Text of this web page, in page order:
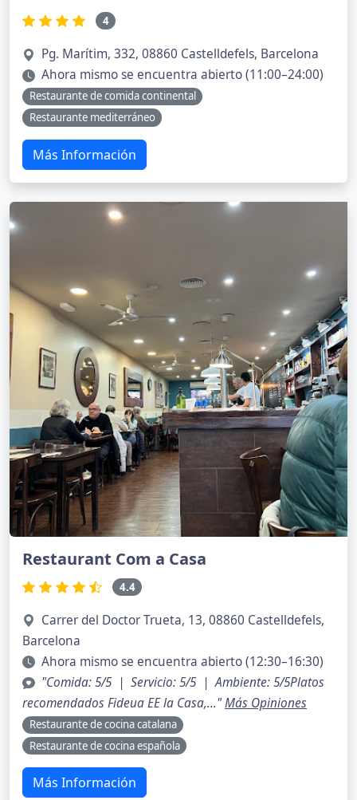
4
Pg. Marítim, 332, 08860 Castelldefels, Barcelona
Ahora mismo se encuentra abierto (11:00–24:00)
Restaurante de comida continental
Restaurante mediterráneo
Más Información
Restaurant Com a Casa
4.4
Carrer del Doctor Trueta, 13, 08860 Castelldefels,
Barcelona
Ahora mismo se encuentra abierto (12:30–16:30)
"Comida: 5/5 | Servicio: 5/5 | Ambiente: 5/5Platos
recomendados Fideua EE la Casa,..."Más Opiniones
Restaurante de cocina catalana
Restaurante de cocina española
Más Información